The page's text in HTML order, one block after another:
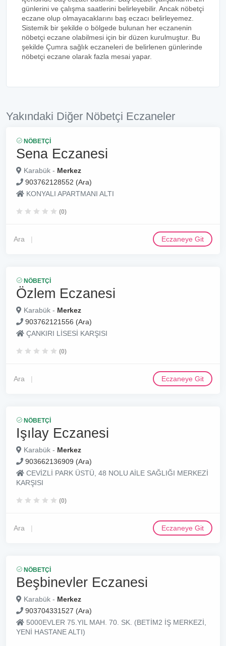
günlerini ve çalışma saatlerini belirleyebilir. Ancak nöbetçi
eczane olup olmayacaklarını baş eczacı belirleyemez.
Sistemik bir şekilde o bölgede bulunan her eczanenin
nöbetçi eczane olabilmesi için bir düzen kurulmuştur. Bu
şekilde Çumra sağlık eczaneleri de belirlenen günlerinde
nöbetçi eczane olarak fazla mesai yapar.
Yakındaki Diğer Nöbetçi Eczaneler
NÖBETÇI
Sena Eczanesi
Karabük - Merkez
903762128552 (Ara)
KONYALI APARTMANI ALTI
(0)
Ara Eczaneye Git
NÖBETÇI
Özlem Eczanesi
Karabük - Merkez
903762121556 (Ara)
ÇANKIRI LİSESİ KARŞISI
(0)
Ara Eczaneye Git
NÖBETÇI
Işılay Eczanesi
Karabük - Merkez
903662136909 (Ara)
CEVİZLİ PARK ÜSTÜ, 48 NOLU AİLE SAĞLIĞI MERKEZİ
KARŞISI
(0)
Ara Eczaneye Git
NÖBETÇI
Beşbinevler Eczanesi
Karabük - Merkez
903704331527 (Ara)
5000EVLER 75.YIL MAH. 70. SK. (BETİM2 İŞ MERKEZİ,
YENİ HASTANE ALTI)